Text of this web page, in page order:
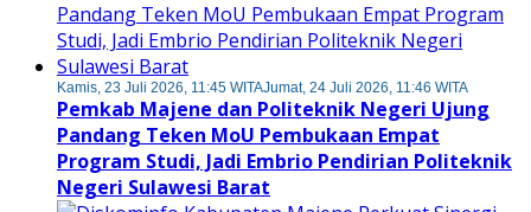
Kamis, 23 Juli 2026, 11:45 WITAJumat, 24 Juli 2026, 11:46 WITA
Pemkab Majene dan Politeknik Negeri Ujung
Pandang Teken MoU Pembukaan Empat
Program Studi, Jadi Embrio Pendirian Politeknik
Negeri Sulawesi Barat